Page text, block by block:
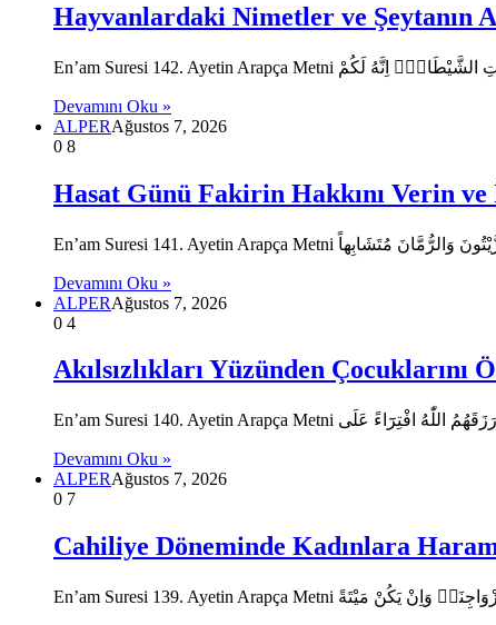
Hayvanlardaki Nimetler ve Şeytanın
Devamını Oku »
ALPERAğustos 7, 2026
0 8
Hasat Günü Fakirin Hakkını Verin
Devamını Oku »
ALPERAğustos 7, 2026
0 4
Akılsızlıkları Yüzünden
Devamını Oku »
ALPERAğustos 7, 2026
0 7
Cahiliye Döneminde Kadınlara